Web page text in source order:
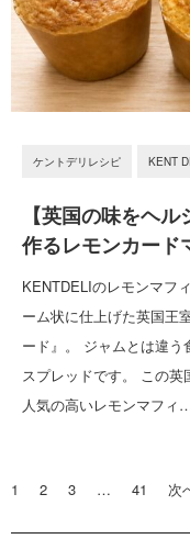
ケントデリレシピ KENT
【英国の味をヘ
作るレモンカード
KENTDELIのレモンマフ
ーム状に仕上げた英国王
ード』。 ジャムとは違
スプレッドです。 この
人気の高いレモンマフィ
1 2 3 … 41 次